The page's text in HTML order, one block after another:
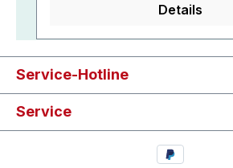
Details
Service-Hotline
Service